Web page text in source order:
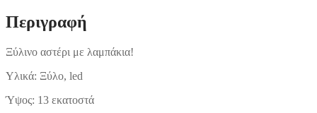
Περιγραφή
Ξύλινο αστέρι με λαμπάκια!
Υλικά: Ξύλο, led
Ύψος: 13 εκατοστά